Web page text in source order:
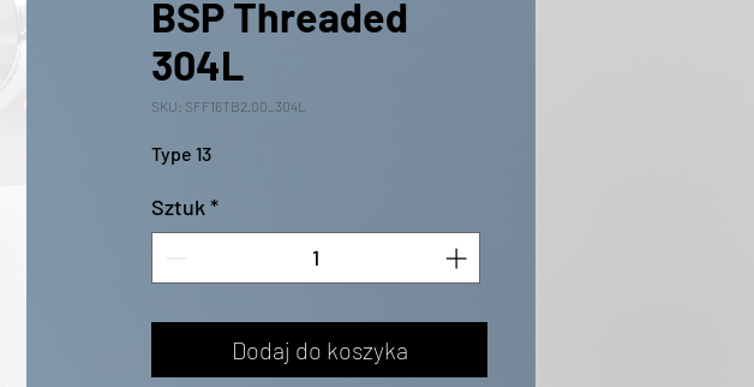
BSP Threaded
304L
SKU: SFF16TB2.00_304L
Type 13
Sztuk *
Dodaj do koszyka